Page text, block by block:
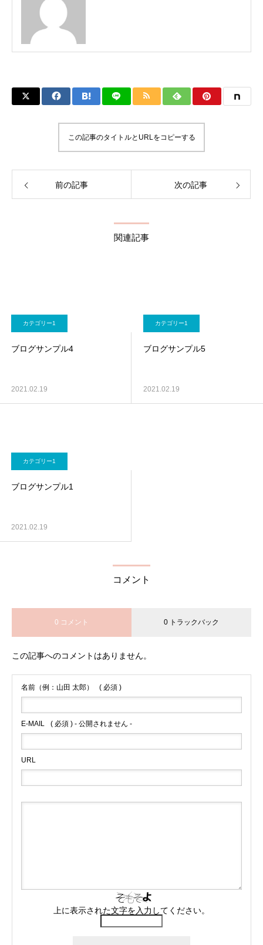
この記事のタイトルとURLをコピーする
前の記事 次の記事
関連記事
カテゴリー1
ブログサンプル4
2021.02.19
カテゴリー1
ブログサンプル5
2021.02.19
カテゴリー1
ブログサンプル1
2021.02.19
コメント
0 コメント 0 トラックバック
この記事へのコメントはありません。
名前（例：山田 太郎） ( 必須 )
E-MAIL ( 必須 ) - 公開されません -
URL
上に表示された文字を入力してください。